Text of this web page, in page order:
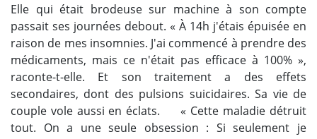
Elle qui était brodeuse sur machine à son compte
passait ses journées debout. « À 14h j'étais épuisée en
raison de mes insomnies. J'ai commencé à prendre des
médicaments, mais ce n'était pas efficace à 100% »,
raconte-t-elle. Et son traitement a des effets
secondaires, dont des pulsions suicidaires. Sa vie de
couple vole aussi en éclats. « Cette maladie détruit
tout. On a une seule obsession : Si seulement je